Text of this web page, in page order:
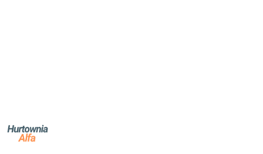
NAZWA
PRODUCENTA:
ALFA